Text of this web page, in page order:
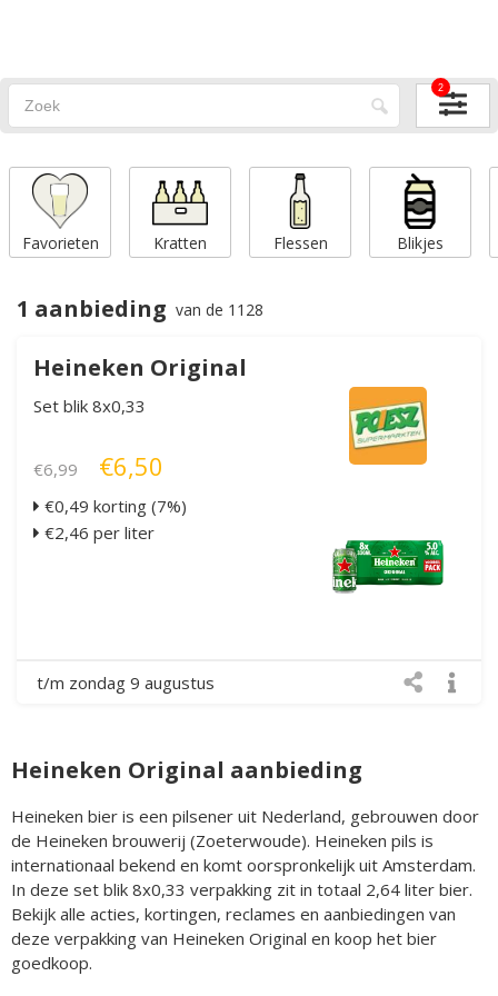
2
Favorieten Kratten Flessen Blikjes
1 aanbieding van de 1128
Heineken Original
Set blik 8x0,33
€6,99 €6,50
€0,49 korting (7%)
€2,46 per liter
t/m zondag 9 augustus
Heineken Original aanbieding
Heineken bier is een pilsener uit Nederland, gebrouwen door
de Heineken brouwerij (Zoeterwoude). Heineken pils is
internationaal bekend en komt oorspronkelijk uit Amsterdam.
In deze set blik 8x0,33 verpakking zit in totaal 2,64 liter bier.
Bekijk alle acties, kortingen, reclames en aanbiedingen van
deze verpakking van Heineken Original en koop het bier
goedkoop.